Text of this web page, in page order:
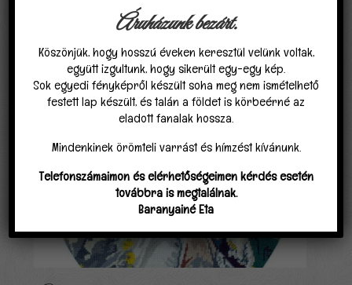
Áruházunk bezárt.
Köszönjük, hogy hosszú éveken keresztül velünk voltak,
együtt izgultunk, hogy sikerült egy-egy kép.
Sok egyedi fényképről készült soha meg nem ismételhető
festett lap készült, és talán a földet is körbeérné az
eladott fanalak hossza.
Mindenkinek örömteli varrást és hímzést kívánunk.
Telefonszámaimon és elérhetőségeimen kérdés esetén
továbbra is megtalálnak.
Baranyainé Eta